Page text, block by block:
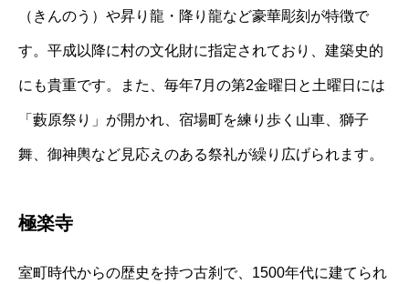
（きんのう）や昇り龍・降り龍など豪華彫刻が特徴で
す。平成以降に村の文化財に指定されており、建築史的
にも貴重です。また、毎年7月の第2金曜日と土曜日には
「藪原祭り」が開かれ、宿場町を練り歩く山車、獅子
舞、御神輿など見応えのある祭礼が繰り広げられます。
極楽寺
室町時代からの歴史を持つ古刹で、1500年代に建てられ